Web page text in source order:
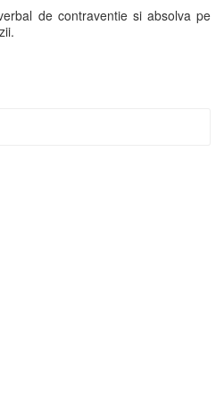
de contraventie si absolva pe